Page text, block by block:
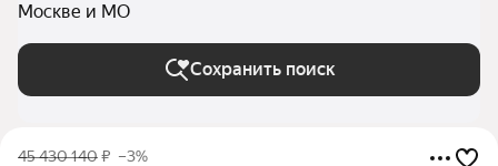
Москве и МО
Сохранить поиск
45 430 140₽ –3%